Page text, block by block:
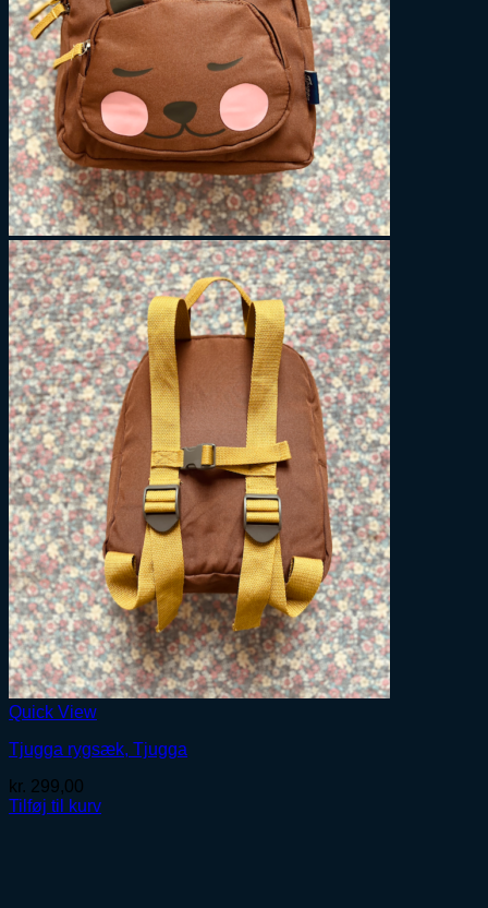
Quick View
Tjugga rygsæk, Tjugga
kr. 299,00
Tilføj til kurv